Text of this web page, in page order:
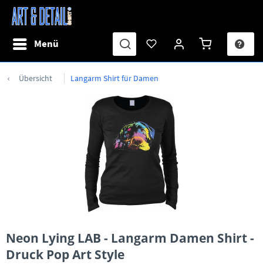
Menü
Übersicht Langarm Shirt für Damen
Neon Lying LAB - Langarm Damen Shirt -
Druck Pop Art Style